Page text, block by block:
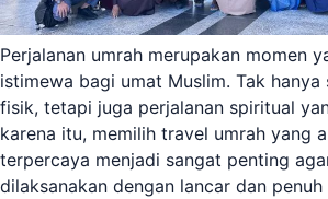
Perjalanan umrah merupakan momen
istimewa bagi umat Muslim. Tak hanya
fisik, tetapi juga perjalanan spiritual
karena itu, memilih travel umrah yang
terpercaya menjadi sangat penting
dilaksanakan dengan lancar dan